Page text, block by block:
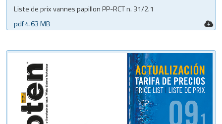
Liste de prix vannes papillon PP-RCT n. 31/2.1
pdf 4.63 MB